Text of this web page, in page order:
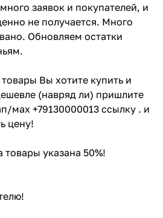
заявок и покупателей, и
не получается. Много
Обновляем остатки
Вы хотите купить и
(навряд ли) пришлите
мах +79130000013 ссылку . и
цену!
товары указана 50%!